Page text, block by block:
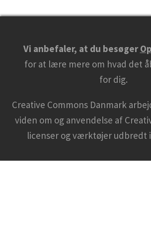
Vi anbefaler, at du besøger
for at lære mere om hvad det
for dig.
Creative Commons Danmark
viden om og anvendelse af
licenser og værktøjer udbredt